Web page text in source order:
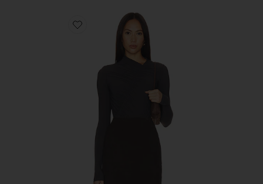
Favorite LUPIN ボディスーツ